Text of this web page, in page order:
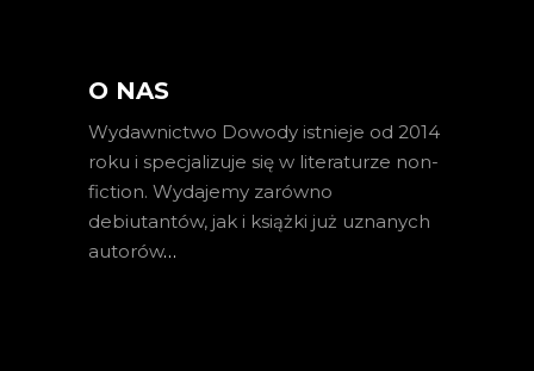
O NAS
Wydawnictwo Dowody istnieje od 2014
roku i specjalizuje się w literaturze non-
fiction. Wydajemy zarówno
debiutantów, jak i książki już uznanych
autorów…